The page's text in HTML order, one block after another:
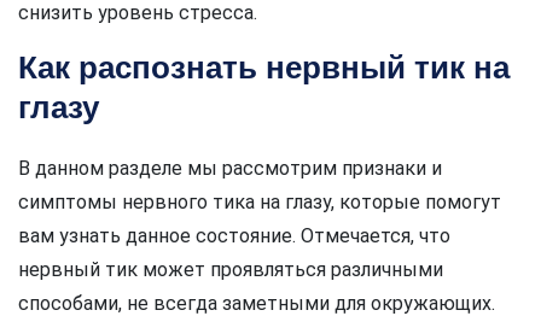
снизить уровень стресса.
Как распознать нервный тик на
глазу
В данном разделе мы рассмотрим признаки и
симптомы нервного тика на глазу, которые помогут
вам узнать данное состояние. Отмечается, что
нервный тик может проявляться различными
способами, не всегда заметными для окружающих.